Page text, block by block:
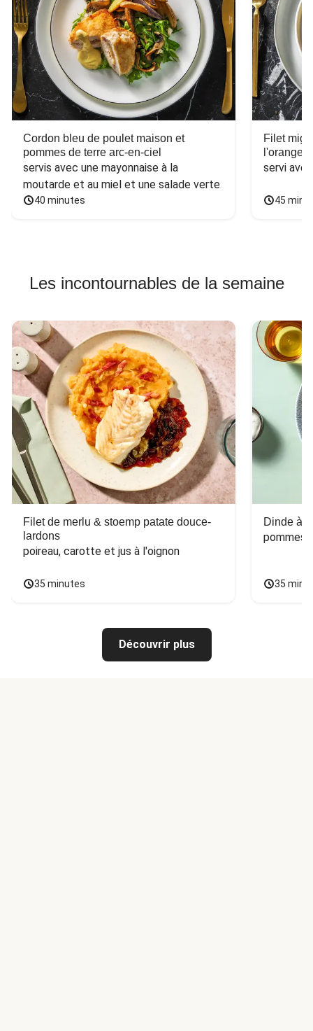
Cordon bleu de poulet maison et
pommes de terre arc-en-ciel
servis avec une mayonnaise à la
moutarde et au miel et une salade verte
40 minutes
Filet
l'orange
servi
45
Les incontournables de la semaine
Filet de merlu & stoemp patate douce-
lardons
poireau, carotte et jus à l'oignon
35 minutes
Dinde à
pommes
35
Découvrir plus